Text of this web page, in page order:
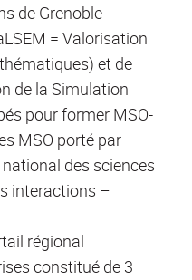
de Grenoble
= Valorisation
et de
de la Simulation
pour former MSO-
MSO porté par
des sciences
interactions –
régional
constitué de 3